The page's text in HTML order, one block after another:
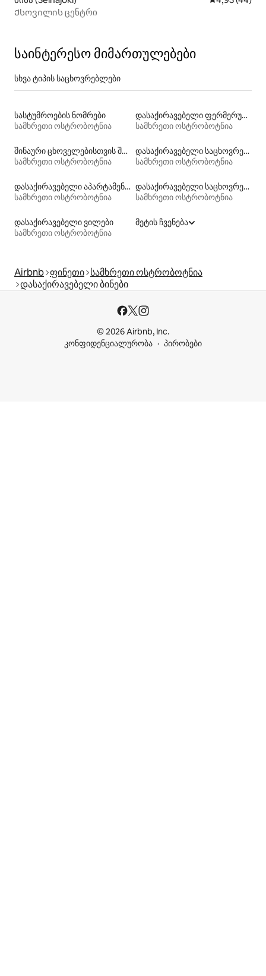
Ქსოვილის ცენტრი
საინტერესო მიმართულებები
სხვა ტიპის საცხოვრებლები
სასტუმროების ნომრები
სამხრეთი ოსტრობოტნია
დასაქირავებელი ფერმერული საცხოვრებლები
სამხრეთი ოსტრობოტნია
შინაური ცხოველებისთვის შესაფერისი დასაქირავებელი საცხოვრებლები
სამხრეთი ოსტრობოტნია
დასაქირავებელი საცხოვრებლები პლაჟზე გასასვლელით
სამხრეთი ოსტრობოტნია
დასაქირავებელი აპარტამენტები
სამხრეთი ოსტრობოტნია
დასაქირავებელი საცხოვრებლები ჰიდრომასაჟის აუზით
სამხრეთი ოსტრობოტნია
დასაქირავებელი ვილები
სამხრეთი ოსტრობოტნია
მეტის ჩვენება
Airbnb ფინეთი სამხრეთი ოსტრობოტნია
დასაქირავებელი ბინები
© 2026 Airbnb, Inc.
კონფიდენციალურობა
პირობები